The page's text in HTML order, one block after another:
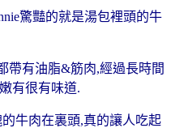
驚豔的就是湯包裡頭的牛
帶有油脂&筋肉,經過長時間
有很有味道.
牛肉在裏頭,真的讓人吃起